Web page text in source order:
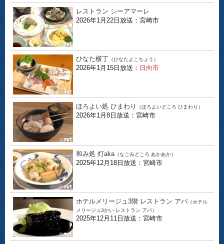
レストラン シーアマーレ
2026年1月22日放送：宮崎市
ひなた横丁 （ひなたよこちょう）
2026年1月15日放送： 日向市
ほろよい処 ひまわり （ほろよいどころ ひまわり）
2026年1月8日放送：宮崎市
和み処 灯aka（なごみどころ あかあか）
2025年12月18日放送：宮崎市
ホテルメリージュ3階 レストラン アバ （ホテル
メリージュ3かい レストラン アバ）
2025年12月11日放送：宮崎市